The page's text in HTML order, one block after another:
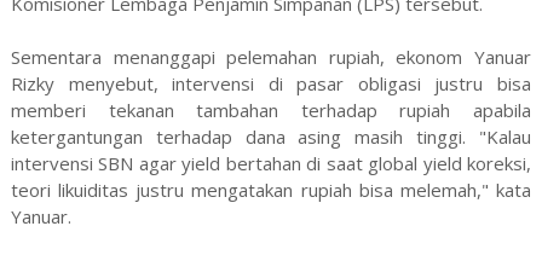
Sementara menanggapi pelemahan rupiah, ekonom Yanuar
Rizky menyebut, intervensi di pasar obligasi justru bisa
memberi tekanan tambahan terhadap rupiah apabila
ketergantungan terhadap dana asing masih tinggi. "Kalau
intervensi SBN agar yield bertahan di saat global yield koreksi,
teori likuiditas justru mengatakan rupiah bisa melemah," kata
Yanuar.